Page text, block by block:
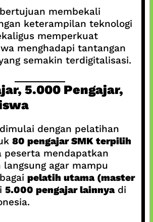
membekali
keterampilan teknologi
memperkuat
menghadapi tantangan
semakin terdigitalisasi.
5.000 Pengajar,
dengan pelatihan
80 pengajar SMK terpilih
peserta mendapatkan
langsung agar mampu
pelatih utama (master
5.000 pengajar lainnyadi